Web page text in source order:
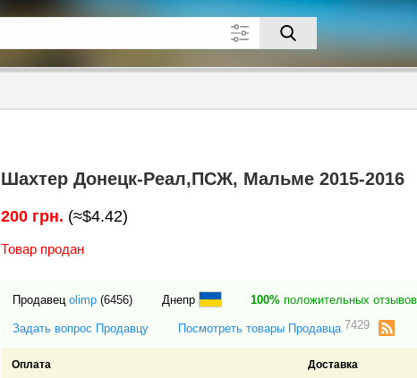
Шахтер Донецк-Реал,ПСЖ, Мальме 2015-2016
200 грн. (≈$4.42)
Товар продан
Продавец olimp (6456) Днепр 100% положительных отзывов
Задать вопрос Продавцу Посмотреть товары Продавца 7429
Оплата
Доставка